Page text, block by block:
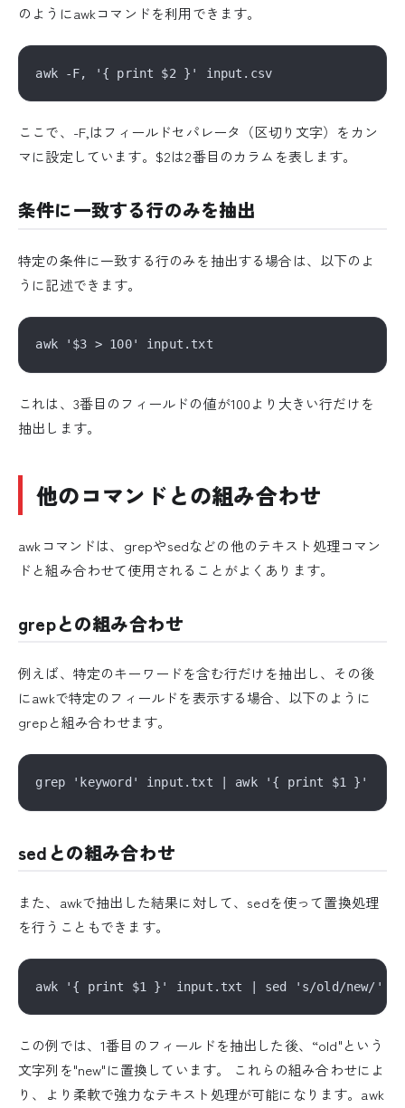
のようにawkコマンドを利用できます。
ここで、-F,はフィールドセパレータ（区切り文字）をカン
マに設定しています。$2は2番目のカラムを表します。
条件に一致する行のみを抽出
特定の条件に一致する行のみを抽出する場合は、以下のよ
うに記述できます。
これは、3番目のフィールドの値が100より大きい行だけを
抽出します。
他のコマンドとの組み合わせ
awkコマンドは、grepやsedなどの他のテキスト処理コマン
ドと組み合わせて使用されることがよくあります。
grepとの組み合わせ
例えば、特定のキーワードを含む行だけを抽出し、その後
にawkで特定のフィールドを表示する場合、以下のように
grepと組み合わせます。
sedとの組み合わせ
また、awkで抽出した結果に対して、sedを使って置換処理
を行うこともできます。
この例では、1番目のフィールドを抽出した後、“old"という
文字列を"new"に置換しています。 これらの組み合わせによ
り、より柔軟で強力なテキスト処理が可能になります。awk